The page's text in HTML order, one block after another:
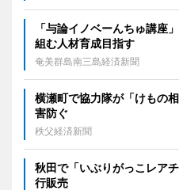
「与論イノベーんちゅ講
組む人材育成目指す
奄美群島南三島経済新聞
横瀬町で協力隊が「けもの
害防ぐ
秩父経済新聞
秋田で「いぶりがっこレア
行販売